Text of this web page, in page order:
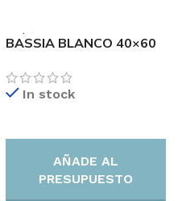
15.15€/M2
BASSIA BLANCO 40×60
In stock
AÑADE AL
PRESUPUESTO